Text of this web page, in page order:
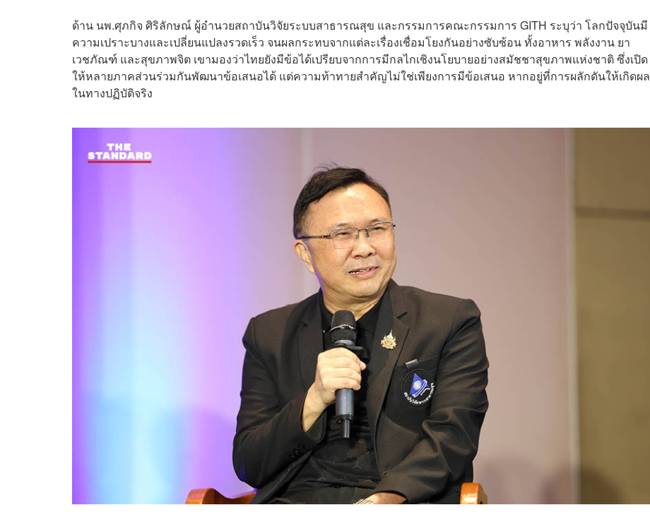
ด้าน นพ.ศุภกิจ ศิริลักษณ์ ผู้อำนวยสถาบันวิจัยระบบสาธารณสุข และกรรมการคณะกรรมการ GITH ระบุว่า โลกปัจจุบันมี
ความเปราะบางและเปลี่ยนแปลงรวดเร็ว จนผลกระทบจากแต่ละเรื่องเชื่อมโยงกันอย่างซับซ้อน ทั้งอาหาร พลังงาน ยา
เวชภัณฑ์ และสุขภาพจิต เขามองว่าไทยยังมีข้อได้เปรียบจากการมีกลไกเชิงนโยบายอย่างสมัชชาสุขภาพแห่งชาติ ซึ่งเปิด
ให้หลายภาคส่วนร่วมกันพัฒนาข้อเสนอได้ แต่ความท้าทายสำคัญไม่ใช่เพียงการมีข้อเสนอ หากอยู่ที่การผลักดันให้เกิดผล
ในทางปฏิบัติจริง